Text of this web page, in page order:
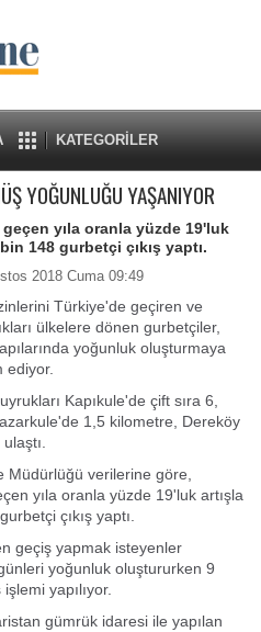
KATEGORİLER
YOĞUNLUĞU YAŞANIYOR
yıla oranla yüzde 19'luk
148 gurbetçi çıkış yaptı.
2018 Cuma 09:49
Türkiye'de geçiren ve
ülkelere dönen gurbetçiler,
yoğunluk oluşturmaya
ediyor.
Kapıkule'de çift sıra 6,
1,5 kilometre, Dereköy
Müdürlüğü verilerine göre,
yıla oranla yüzde 19'luk artışla
çıkış yaptı.
geçiş yapmak isteyenler
yoğunluk oluştururken 9
yapılıyor.
gümrük idaresi ile yapılan